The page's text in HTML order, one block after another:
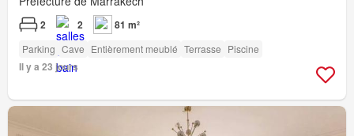
2 2 81 m²
Parking Cave Entièrement meublé Terrasse Piscine
Il y a 23 jours